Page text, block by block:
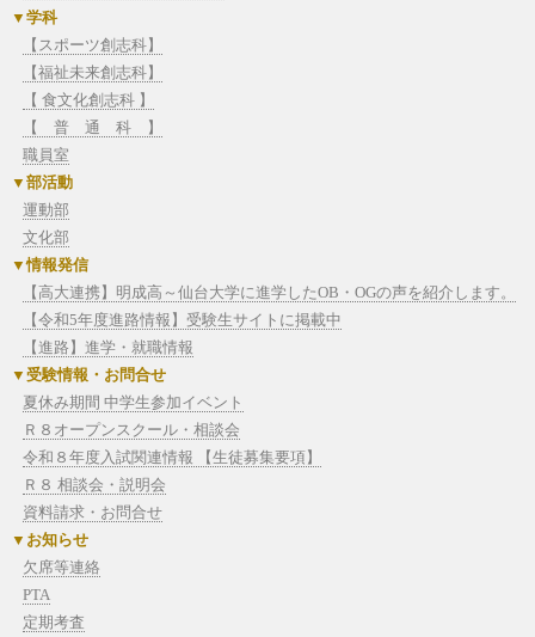
学科
【スポーツ創志科】
【福祉未来創志科】
【 食文化創志科 】
【 普 通 科 】
職員室
部活動
運動部
文化部
情報発信
【高大連携】明成高～仙台大学に進学したOB・OGの声を紹介します。
【令和5年度進路情報】受験生サイトに掲載中
【進路】進学・就職情報
受験情報・お問合せ
夏休み期間 中学生参加イベント
Ｒ８オープンスクール・相談会
令和８年度入試関連情報 【生徒募集要項】
Ｒ８ 相談会・説明会
資料請求・お問合せ
お知らせ
欠席等連絡
PTA
定期考査